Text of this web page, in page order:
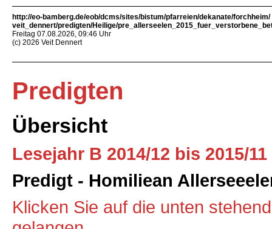
http://eo-bamberg.de/eob/dcms/sites/bistum/pfarreien/dekanate/forchheim/
veit_dennert/predigten/Heilige/
Freitag 07.08.2026, 09:46 Uhr
(c) 2026 Veit Dennert
Predigten
Übersicht
Lesejahr B 2014/12 bis 2015/11
Predigt - Homiliean
Klicken Sie auf die unten